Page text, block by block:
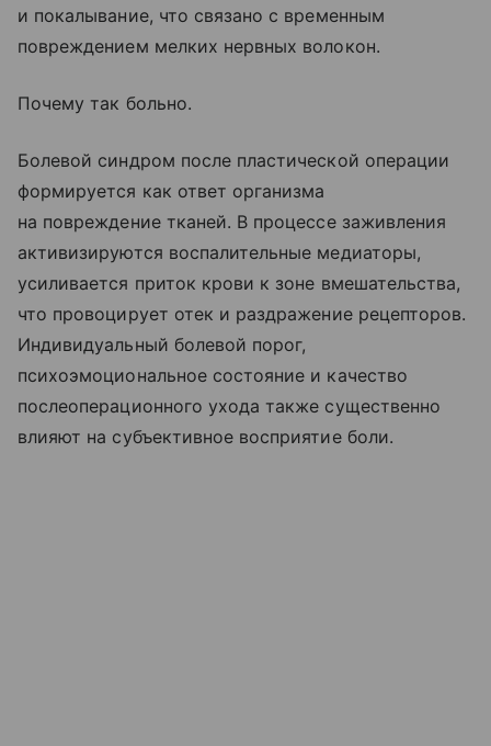
и покалывание, что связано с временным
повреждением мелких нервных волокон.
Почему так больно.
Болевой синдром после пластической операции
формируется как ответ организма
на повреждение тканей. В процессе заживления
активизируются воспалительные медиаторы,
усиливается приток крови к зоне вмешательства,
что провоцирует отек и раздражение рецепторов.
Индивидуальный болевой порог,
психоэмоциональное состояние и качество
послеоперационного ухода также существенно
влияют на субъективное восприятие боли.